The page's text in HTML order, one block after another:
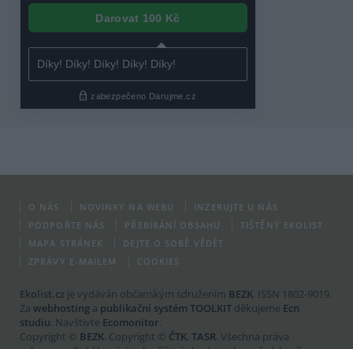
O NÁS NOVINKY NA WEBU
INZERUJTE U NÁS
PODPOŘTE NÁS
PŘEBÍRÁNÍ OBSAHU
TIŠTĚNÝ EKOLIST
MAPA STRÁNEK
DEJTE O SOBĚ VĚDĚT
ZPRÁVY E-MAILEM
COOKIES
Ekolist.cz je vydáván občanským sdružením BEZK. ISSN 1802-9019.
Za webhosting a publikační systém TOOLKIT děkujeme Ecn
studiu. Navštivte Ecomonitor.
Copyright © BEZK. Copyright © ČTK, TASR. Všechna práva